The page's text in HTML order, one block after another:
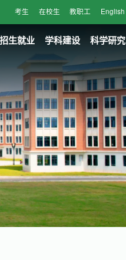
考生 在校生 教职工 English
招生就业 学科建设 科学研究